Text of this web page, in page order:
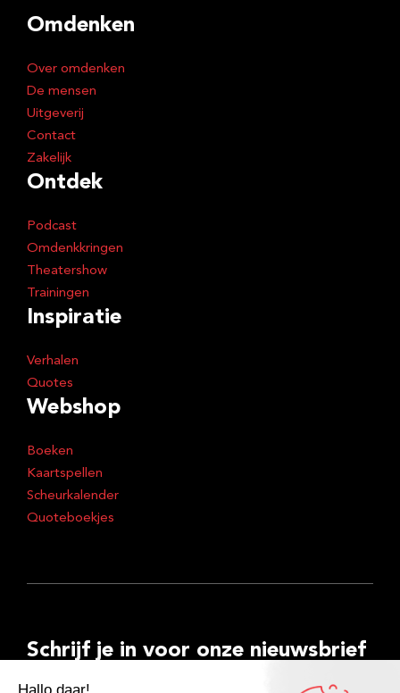
Omdenken
Over omdenken
De mensen
Uitgeverij
Contact
Zakelijk
Ontdek
Podcast
Omdenkkringen
Theatershow
Trainingen
Inspiratie
Verhalen
Quotes
Webshop
Boeken
Kaartspellen
Scheurkalender
Quoteboekjes
Schrijf je in voor onze nieuwsbrief